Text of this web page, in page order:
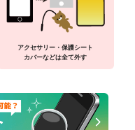
アクセサリー・保護シート
カバーなどは全て外す